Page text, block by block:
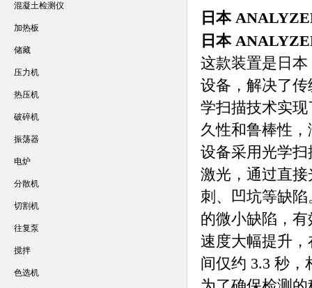
日本
日本
这款装置是日
设备，解决了
学扫描技术实
久性和鲁棒性
设备采用光学扫
激光，通过直
刺、凹坑等缺
的微小缺陷，
速度大幅提升，
间仅约 3.3 秒
混凝土检测仪
加热板
储藏
压力机
热压机
破碎机
振荡器
电炉
分散机
切割机
往复泵
搅拌
色选机